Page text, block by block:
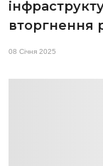
вторгнення
08 Січня 2025